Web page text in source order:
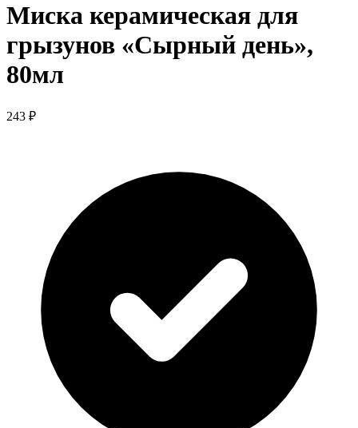
Миска керамическая для
грызунов «Сырный день»,
80мл
243 ₽